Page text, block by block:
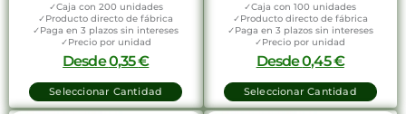
✓Caja con 200 unidades
✓Producto directo de fábrica
✓Paga en 3 plazos sin intereses
✓Precio por unidad
Desde0,35€
Seleccionar Cantidad
✓Caja con 100 unidades
✓Producto directo de fábrica
✓Paga en 3 plazos sin intereses
✓Precio por unidad
Desde0,45€
Seleccionar Cantidad